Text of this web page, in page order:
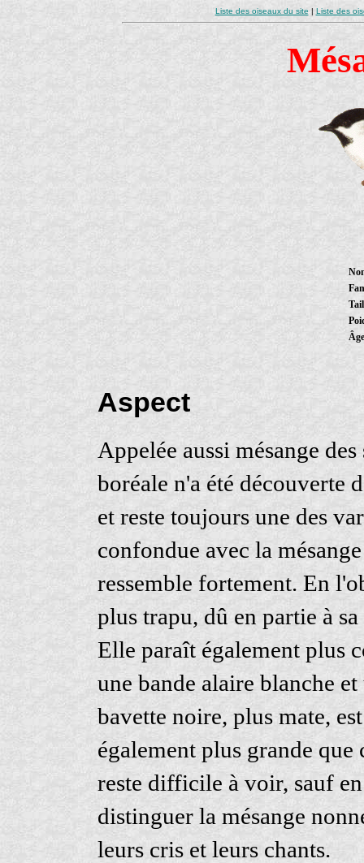
Liste des oiseaux du site | Liste des
Aspect
Appelée aussi mésange
boréale n'a été découverte
et reste toujours une des
confondue avec la
ressemble fortement. En
plus trapu, dû en partie à
Elle paraît également plus
une bande alaire blanche
bavette noire, plus mate,
également plus grande
reste difficile à voir, sauf
distinguer la mésange
leurs cris et leurs chants.